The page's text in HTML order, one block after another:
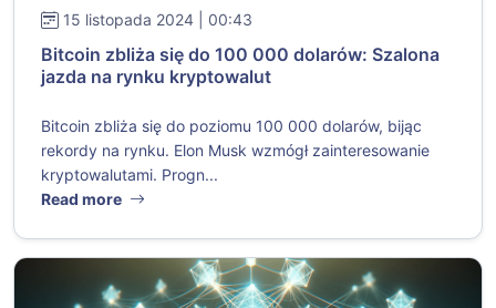
15 listopada 2024 | 00:43
Bitcoin zbliża się do 100 000 dolarów: Szalona
jazda na rynku kryptowalut
Bitcoin zbliża się do poziomu 100 000 dolarów, bijąc
rekordy na rynku. Elon Musk wzmógł zainteresowanie
kryptowalutami. Progn...
Read more